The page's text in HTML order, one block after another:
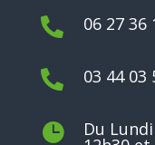
 06 27 36
 03 44 03
 Du